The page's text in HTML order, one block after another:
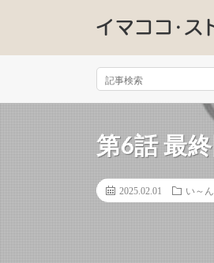
第6話 最
2025.02.01 い～